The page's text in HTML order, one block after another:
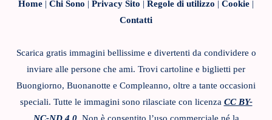
Home | Chi Sono | Privacy Sito | Regole di utilizzo | Cookie |
Contatti
Scarica gratis immagini bellissime e divertenti da condividere o
inviare alle persone che ami. Trovi cartoline e biglietti per
Buongiorno, Buonanotte e Compleanno, oltre a tante occasioni
speciali. Tutte le immagini sono rilasciate con licenza CC BY-
NC-ND 4.0. Non è consentito l’uso commerciale né la